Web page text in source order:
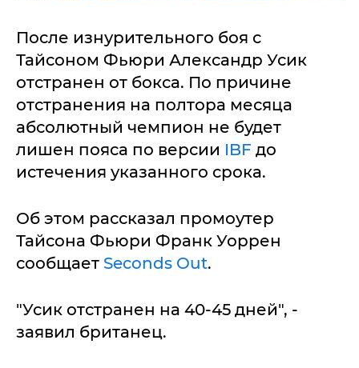
После изнурительного боя с
Тайсоном Фьюри Александр Усик
отстранен от бокса. По причине
отстранения на полтора месяца
абсолютный чемпион не будет
лишен пояса по версии IBF до
истечения указанного срока.
Об этом рассказал промоутер
Тайсона Фьюри Франк Уоррен
сообщает Seconds Out.
"Усик отстранен на 40-45 дней", -
заявил британец.